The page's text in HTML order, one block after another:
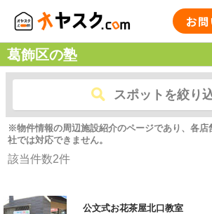
お
葛飾区の塾
スポットを絞り
※物件情報の周辺施設紹介のページであり、各店
社では対応できません。
該当件数2件
公文式お花茶屋北口教室